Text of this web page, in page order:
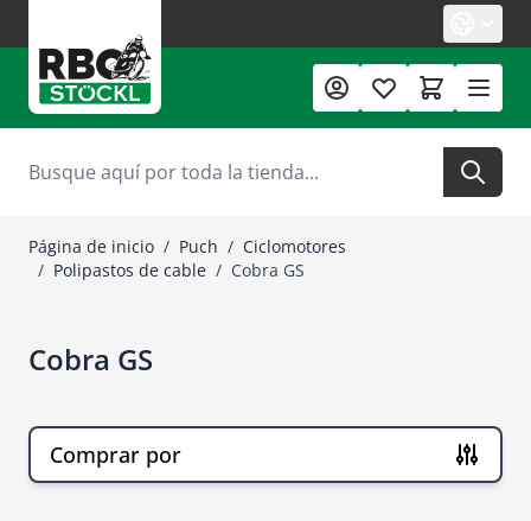
Buscar
Página de inicio / Puch / Ciclomotores
/ Polipastos de cable / Cobra GS
Cobra GS
Comprar por